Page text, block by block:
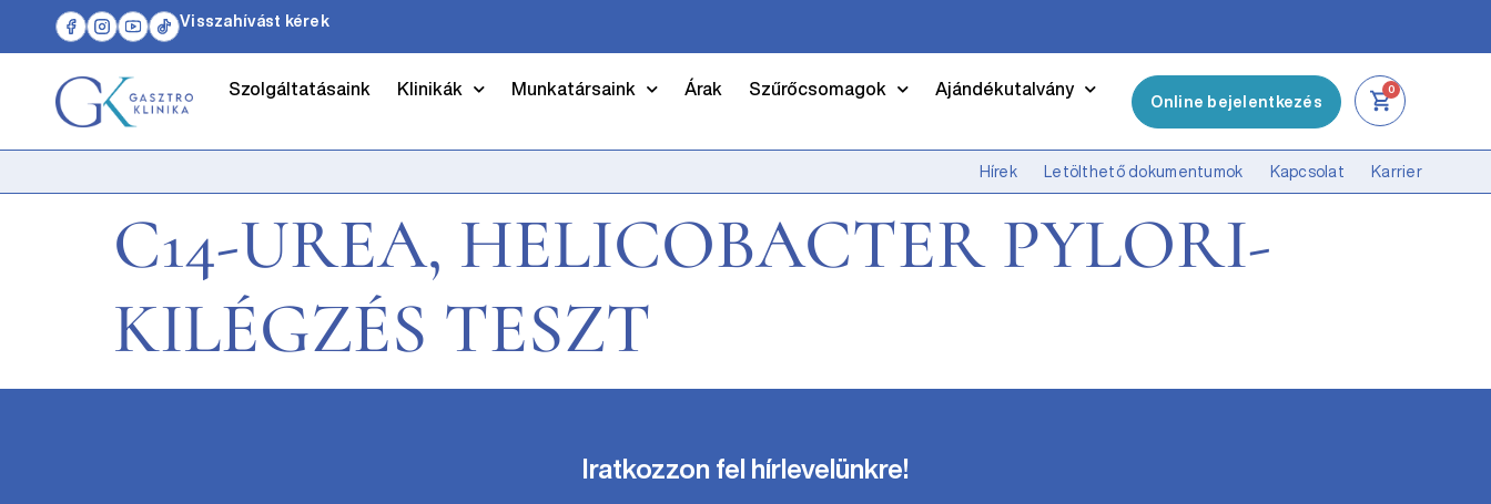
Visszahívást kérek
Szolgáltatásaink Klinikák Munkatársaink Árak Szűrőcsomagok Ajándékutalvány
Online bejelentkezés
0
Hírek Letölthető dokumentumok Kapcsolat Karrier
C14-UREA, HELICOBACTER PYLORI-
KILÉGZÉS TESZT
Iratkozzon fel hírlevelünkre!